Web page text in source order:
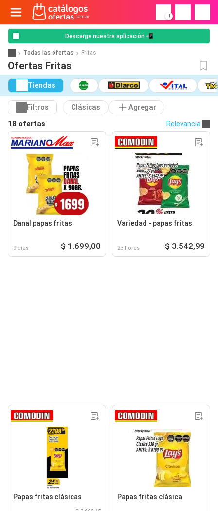
!
Descarga nuestra aplicación 📲
Todas las ofertas Fritas
Ofertas Fritas
Tiendas
Filtros Clásicas
Agregar
18 ofertas
Relevancia
Danal papas fritas
9 días $ 1.699,00
Variedad - papas fritas
23 horas $ 3.542,99
Papas fritas clásicas Papas fritas clásica